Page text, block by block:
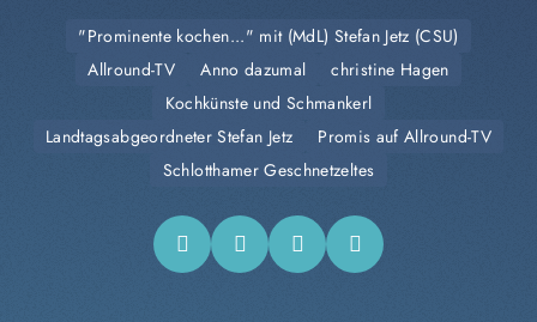
"Prominente kochen..." mit (MdL) Stefan Jetz (CSU)
Allround-TV
Anno dazumal
christine Hagen
Kochkünste und Schmankerl
Landtagsabgeordneter Stefan Jetz
Promis auf Allround-TV
Schlotthamer Geschnetzeltes